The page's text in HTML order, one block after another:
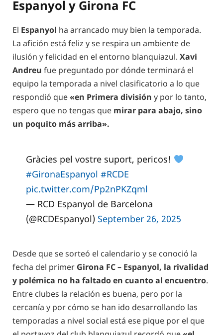
Espanyol y Girona FC
El Espanyol ha arrancado muy bien la temporada.
La afición está feliz y se respira un ambiente de
ilusión y felicidad en el entorno blanquiazul. Xavi
Andreu fue preguntado por dónde terminará el
equipo la temporada a nivel clasificatorio a lo que
respondió que«en Primera división y por lo tanto,
espero que no tengas que mirar para abajo, sino
un poquito más arriba».
Gràcies pel vostre suport, pericos!
#GironaEspanyol #RCDE
pic.twitter.com/Pp2nPKZqml
— RCD Espanyol de Barcelona
(@RCDEspanyol) September 26, 2025
Desde que se sorteó el calendario y se conoció la
fecha del primer Girona FC – Espanyol, la rivalidad
y polémica no ha faltado en cuanto al encuentro.
Entre clubes la relación es buena, pero por la
cercanía y por cómo se han ido desarrollando las
temporadas a nivel social está ese pique por el que